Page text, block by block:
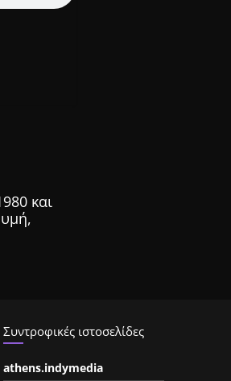
και
Συντροφικές ιστοσελίδες
athens.indymedia